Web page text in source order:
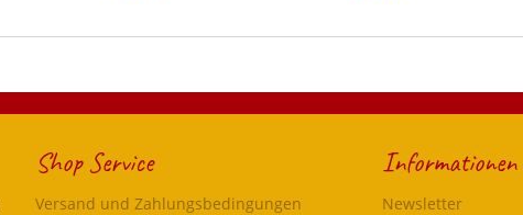
Shop Service
Versand und Zahlungsbedingungen
Informationen
Newsletter